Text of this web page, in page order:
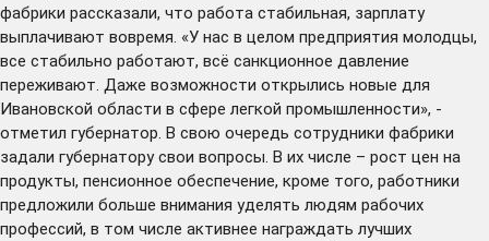
фабрики рассказали, что работа стабильная, зарплату
выплачивают вовремя. «У нас в целом предприятия молодцы,
все стабильно работают, всё санкционное давление
переживают. Даже возможности открылись новые для
Ивановской области в сфере легкой промышленности», -
отметил губернатор. В свою очередь сотрудники фабрики
задали губернатору свои вопросы. В их числе – рост цен на
продукты, пенсионное обеспечение, кроме того, работники
предложили больше внимания уделять людям рабочих
профессий, в том числе активнее награждать лучших